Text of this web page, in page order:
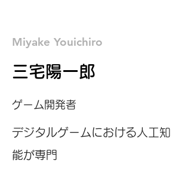
Miyake Youichiro
三宅陽一郎
ゲーム開発者
デジタルゲームにおける人工知
能が専門